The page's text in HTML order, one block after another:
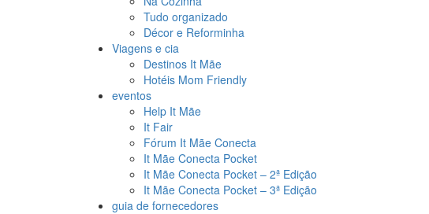
Tudo organizado
Décor e Reforminha
Viagens e cia
Destinos It Mãe
Hotéis Mom Friendly
eventos
Help It Mãe
It Fair
Fórum It Mãe Conecta
It Mãe Conecta Pocket
It Mãe Conecta Pocket – 2ª Edição
It Mãe Conecta Pocket – 3ª Edição
guia de fornecedores